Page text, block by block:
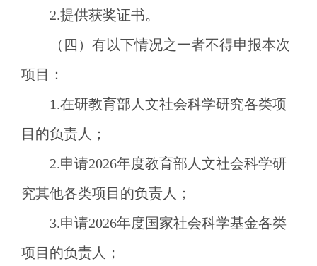
2.提供获奖证书。
（四）有以下情况之一者不得申报本次
项目：
1.在研教育部人文社会科学研究各类项
目的负责人；
2.申请2026年度教育部人文社会科学研
究其他各类项目的负责人；
3.申请2026年度国家社会科学基金各类
项目的负责人；